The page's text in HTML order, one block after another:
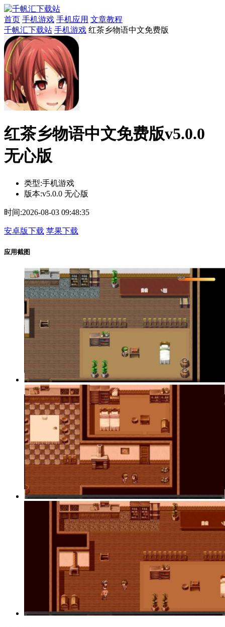
首页 手机游戏 手机应用 文章教程
千帆汇下载站 手机游戏 红茶乡物语中文免费版
红茶乡物语中文免费版v5.0.0
无心版
类型:手机游戏
版本:v5.0.0 无心版
时间:2026-08-03 09:48:35
安卓版下载 苹果下载
应用截图